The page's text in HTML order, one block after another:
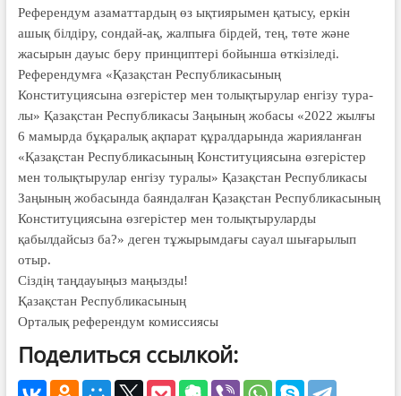
Референдум азаматтардың өз ықтиярымен қатысу, еркін
ашық білдіру, сондай-ақ, жалпыға бірдей, тең, төте және
жасырын дауыс беру принциптері бойынша өткізіледі.
Референдумға «Қазақстан Респуб­ликасының
Конституциясына өзге­рістер мен толықтырулар енгізу тура­
лы» Қазақстан Республикасы Заңы­ның жобасы «2022 жылғы
6 мамырда бұқаралық ақпарат құрал­дарында жарияланған
«Қазақстан Республикасының Конституциясына өзгерістер
мен толықтырулар енгізу туралы» Қазақстан Республикасы
Заңы­ның жобасында баяндалған Қазақстан Республикасының
Конституциясына өзгерістер мен толықтыруларды
қабылдайсыз ба?» деген тұжырымдағы сауал шығарылып
отыр.
Сіздің таңдауыңыз маңызды!
Қазақстан Республикасының
Орталық референдум комиссиясы
Поделиться ссылкой: